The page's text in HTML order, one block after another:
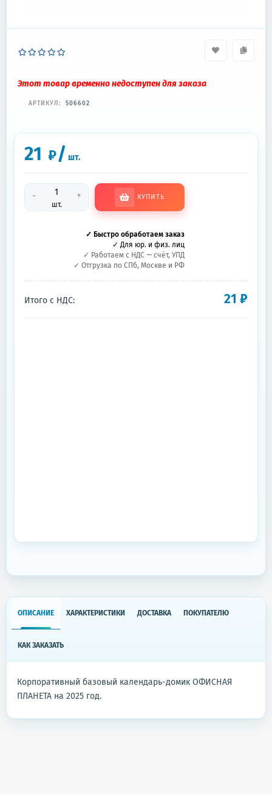
Этот товар временно недоступен для заказа
АРТИКУЛ: 506602
21 ₽/ шт.
-
шт.
+ КУПИТЬ
✓ Быстро обработаем заказ
✓ Для юр. и физ. лиц
✓ Работаем с НДС — счёт, УПД
✓ Отгрузка по СПб, Москве и РФ
Итого с НДС: 21 ₽
ОПИСАНИЕ ХАРАКТЕРИСТИКИ ДОСТАВКА ПОКУПАТЕЛЮ
КАК ЗАКАЗАТЬ
Корпоративный базовый календарь-домик ОФИСНАЯ
ПЛАНЕТА на 2025 год.